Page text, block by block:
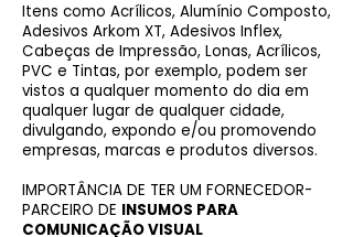
Itens como Acrílicos, Alumínio Composto,
Adesivos Arkom XT, Adesivos Inflex,
Cabeças de Impressão, Lonas, Acrílicos,
PVC e Tintas, por exemplo, podem ser
vistos a qualquer momento do dia em
qualquer lugar de qualquer cidade,
divulgando, expondo e/ou promovendo
empresas, marcas e produtos diversos.
IMPORTÂNCIA DE TER UM FORNECEDOR-
PARCEIRO DE INSUMOS PARA
COMUNICAÇÃO VISUAL